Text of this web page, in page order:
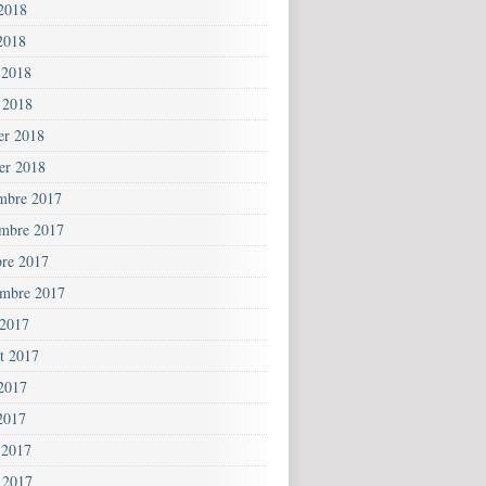
2018
2018
2017
2017
2017
2017
2017